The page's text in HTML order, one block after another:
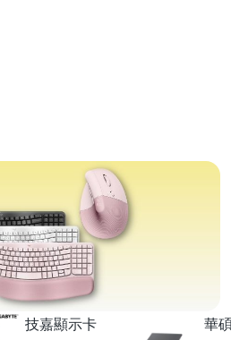
技嘉顯示卡
華